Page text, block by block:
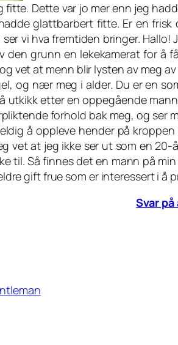
Dette var jo mer enn jeg
glattbarbert fitte. Er en frisk
vi hva fremtiden bringer.
den grunn en lekekamerat for å
vet at menn blir lysten av meg
og nær meg i alder. Du er en
utkikk etter en oppegående
forhold bak meg, og ser
å oppleve hender på
vet at jeg ikke ser ut som en
til. Så finnes det en mann på
gift frue som er interessert i å
Svar